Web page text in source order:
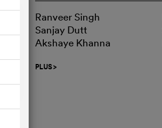
Ranveer Singh
Sanjay Dutt
Akshaye Khanna
PLUS>